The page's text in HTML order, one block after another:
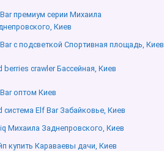
премиум серии Михаила
Киев
с подсветкой Спортивная площадь, Киев
berries crawler Бассейная, Киев
оптом Киев
система Elf Bar Забайковье, Киев
Михаила Заднепровского, Киев
купить Караваевы дачи, Киев